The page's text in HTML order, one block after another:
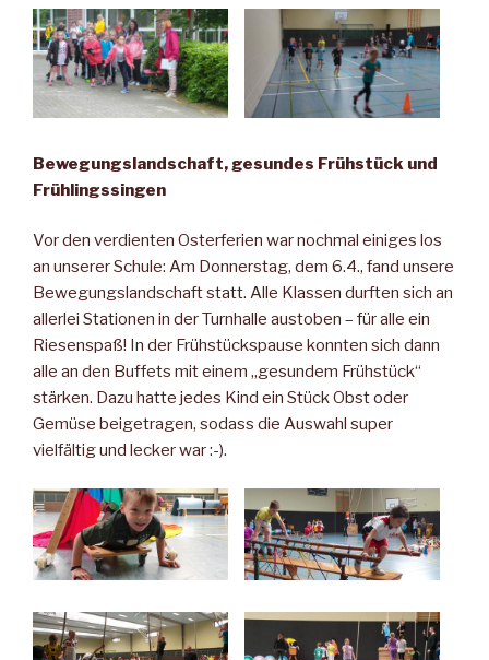
Bewegungslandschaft, gesundes Frühstück und
Frühlingssingen
Vor den verdienten Osterferien war nochmal einiges los
an unserer Schule: Am Donnerstag, dem 6.4., fand unsere
Bewegungslandschaft statt. Alle Klassen durften sich an
allerlei Stationen in der Turnhalle austoben – für alle ein
Riesenspaß! In der Frühstückspause konnten sich dann
alle an den Buffets mit einem „gesundem Frühstück“
stärken. Dazu hatte jedes Kind ein Stück Obst oder
Gemüse beigetragen, sodass die Auswahl super
vielfältig und lecker war :-).